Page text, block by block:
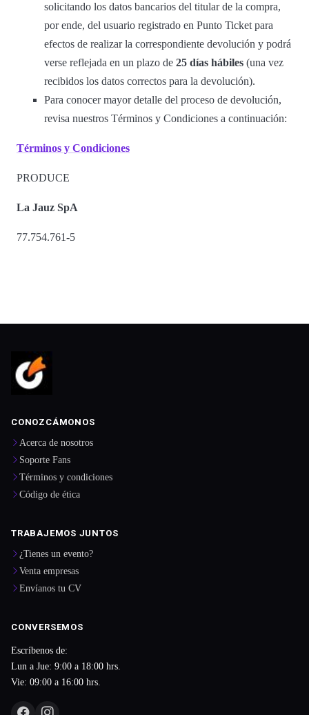
solicitando los datos bancarios del titular de la compra,
por ende, del usuario registrado en Punto Ticket para
efectos de realizar la correspondiente devolución y podrá
verse reflejada en un plazo de 25 días hábiles (una vez
recibidos los datos correctos para la devolución).
Para conocer mayor detalle del proceso de devolución,
revisa nuestros Términos y Condiciones a continuación:
Términos y Condiciones
PRODUCE
La Jauz SpA
77.754.761-5
CONOZCÁMONOS
Acerca de nosotros
Soporte Fans
Términos y condiciones
Código de ética
TRABAJEMOS JUNTOS
¿Tienes un evento?
Venta empresas
Envíanos tu CV
CONVERSEMOS
Escríbenos de:
Lun a Jue: 9:00 a 18:00 hrs.
Vie: 09:00 a 16:00 hrs.